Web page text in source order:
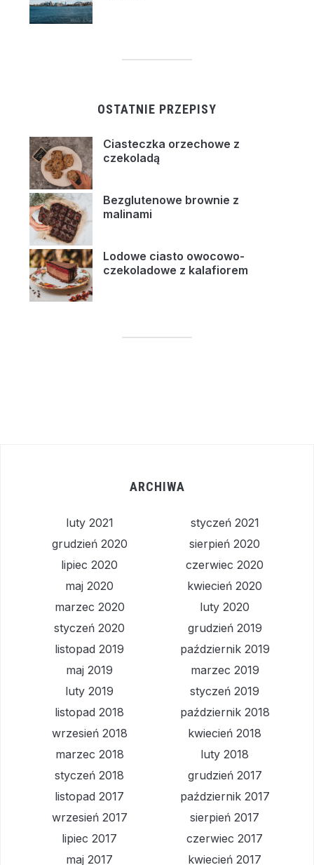
OSTATNIE PRZEPISY
Ciasteczka orzechowe z
czekoladą
Bezglutenowe brownie z
malinami
Lodowe ciasto owocowo-
czekoladowe z kalafiorem
ARCHIWA
luty 2021
styczeń 2021
grudzień 2020
sierpień 2020
lipiec 2020
czerwiec 2020
maj 2020
kwiecień 2020
marzec 2020
luty 2020
styczeń 2020
grudzień 2019
listopad 2019
październik 2019
maj 2019
marzec 2019
luty 2019
styczeń 2019
listopad 2018
październik 2018
wrzesień 2018
kwiecień 2018
marzec 2018
luty 2018
styczeń 2018
grudzień 2017
listopad 2017
październik 2017
wrzesień 2017
sierpień 2017
lipiec 2017
czerwiec 2017
maj 2017
kwiecień 2017